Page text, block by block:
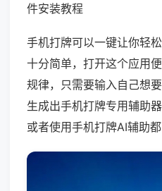
件安装教程
手机打牌可以一键让你轻
十分简单，打开这个应用
规律，只需要输入自己想
生成出手机打牌专用辅助
或者使用手机打牌AI辅助都